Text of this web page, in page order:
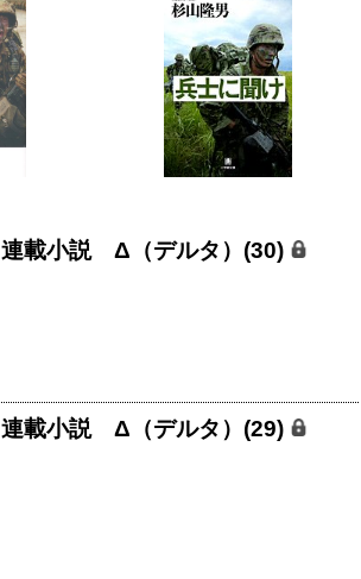
連載小説 Δ（デルタ）(30)
連載小説 Δ（デルタ）(29)